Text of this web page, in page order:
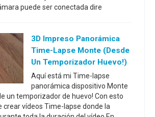
puede ser conectada dire
3D Impreso Panorámica
Time-Lapse Monte (desde
Un Temporizador Huevo!)
Aquí está mi Time-lapse
panorámica dispositivo Monte
un temporizador de huevo! Con esto
crear vídeos Time-lapse donde la